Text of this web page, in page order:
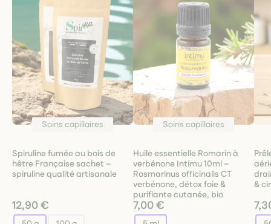
Soins capillaires
Spiruline fumée au bois de
hêtre Française sachet –
spiruline qualité artisanale
12,90 €
Soins capillaires
Huile essentielle Romarin à
verbénone Intímu 10ml –
Rosmarinus officinalis CT
verbénone, détox foie &
purifiante cutanée, bio
7,00 €
&